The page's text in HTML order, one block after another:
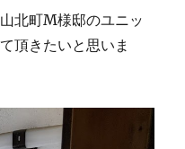
北町M様邸のユニッ
頂きたいと思いま